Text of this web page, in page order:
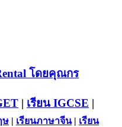
โดยคุณกร
| เรียน IGCSE |
ษ | เรียนภาษาจีน| เรียน